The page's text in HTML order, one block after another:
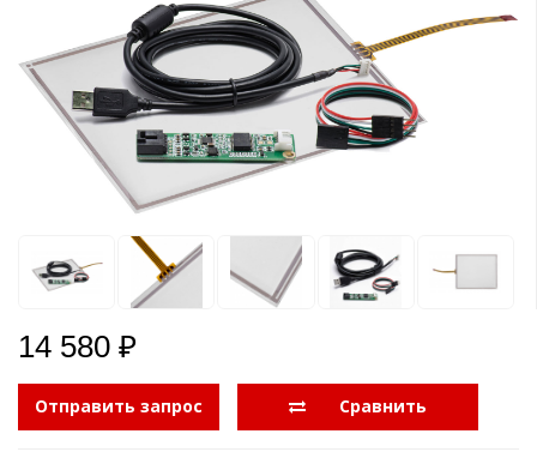
диагональю до 55
дюймов
Промышленные
мониторы для
жестового
управления
Промышленные
мониторы для
монтажа на стену
Боковые
14 580 ₽
Отправить запрос
  Сравнить